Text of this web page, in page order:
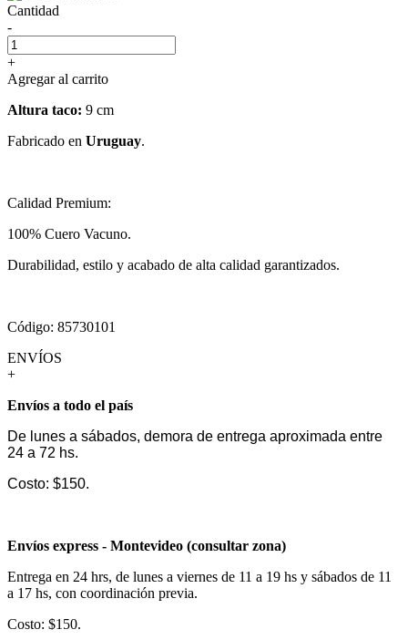
Cantidad
-
+
Agregar al carrito
Altura taco: 9 cm
Fabricado en Uruguay.
Calidad Premium:
100% Cuero Vacuno.
Durabilidad, estilo y acabado de alta calidad garantizados.
Código: 85730101
ENVÍOS
+
Envíos a todo el país
De lunes a sábados, demora de entrega aproximada entre
24 a 72 hs.
Costo: $150.
Envíos express - Montevideo (consultar zona)
Entrega en 24 hrs, de lunes a viernes de 11 a 19 hs y sábados de 11
a 17 hs, con coordinación previa.
Costo: $150.